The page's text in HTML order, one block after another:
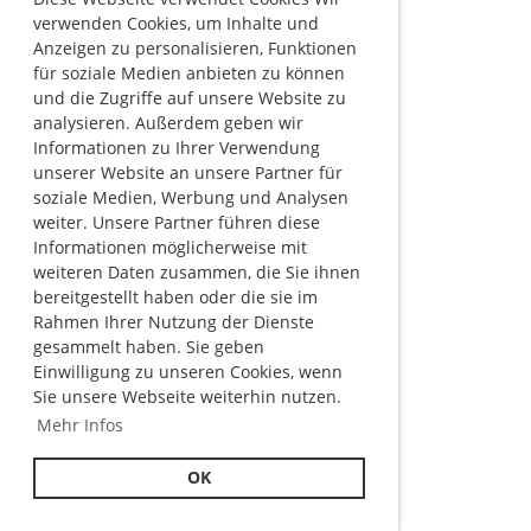
verwenden Cookies, um Inhalte und
Anzeigen zu personalisieren, Funktionen
für soziale Medien anbieten zu können
und die Zugriffe auf unsere Website zu
analysieren. Außerdem geben wir
Informationen zu Ihrer Verwendung
unserer Website an unsere Partner für
soziale Medien, Werbung und Analysen
weiter. Unsere Partner führen diese
Informationen möglicherweise mit
weiteren Daten zusammen, die Sie ihnen
bereitgestellt haben oder die sie im
Rahmen Ihrer Nutzung der Dienste
gesammelt haben. Sie geben
Einwilligung zu unseren Cookies, wenn
Sie unsere Webseite weiterhin nutzen.
Mehr Infos
OK